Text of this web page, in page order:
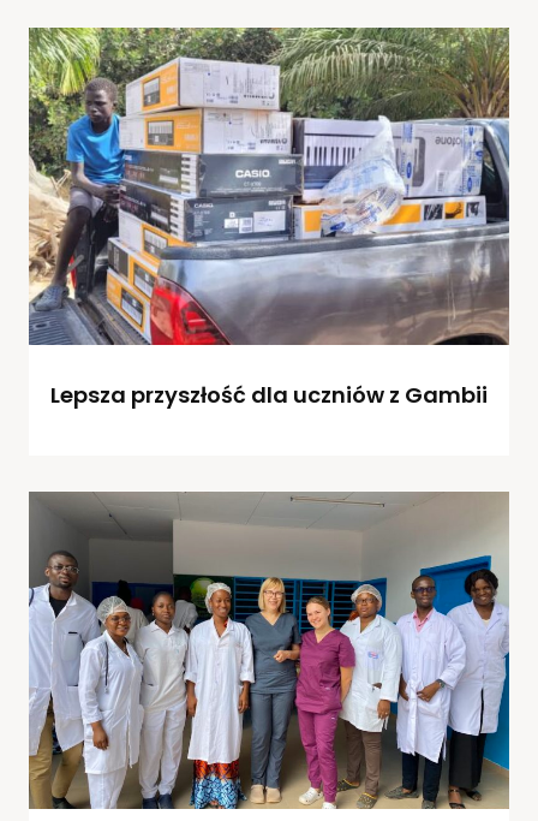
Lepsza przyszłość dla uczniów z Gambii